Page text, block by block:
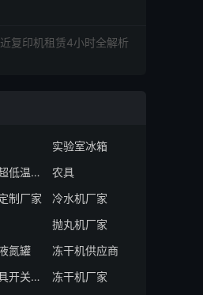
复印机租赁4小时全解析
实验室冰箱
自动化超低温存储系统厂家
农具
制厂家
冷水机厂家
抛丸机厂家
氮罐
冻干机供应商
电动工具开关厂家
冻干机厂家